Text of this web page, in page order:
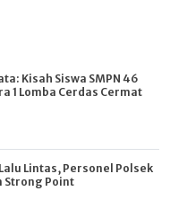
Kisah Siswa SMPN 46
1 Lomba Cerdas Cermat
Lintas, Personel Polsek
Strong Point